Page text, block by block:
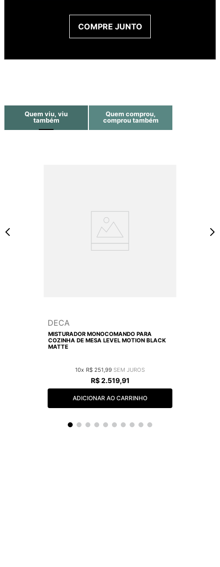
COMPRE JUNTO
Quem viu, viu
também
Quem comprou,
comprou também
DECA
MISTURADOR MONOCOMANDO PARA
COZINHA DE MESA LEVEL MOTION BLACK
MATTE
10 R$ 251 99
R$ 2.519,91
ADICIONAR AO CARRINHO